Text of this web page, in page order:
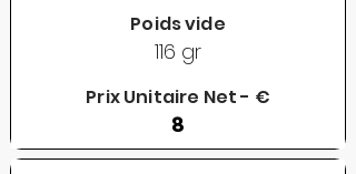
Poids vide
116 gr
Prix Unitaire Net - €
8